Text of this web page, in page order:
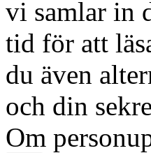
vi samlar in
tid för att
du även
och din
Om